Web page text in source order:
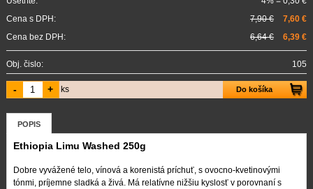
Cena s DPH:
7,90 €
7,60 €
Cena bez DPH:
6,64 € 6,39 €
Obj. čislo: 105
Do košíka
- + ks
POPIS
Ethiopia Limu Washed 250g
Dobre vyvážené telo, vínová a korenistá príchuť, s ovocno-kvetinovými
tónmi, príjemne sladká a živá. Má relatívne nižšiu kyslosť v porovnaní s